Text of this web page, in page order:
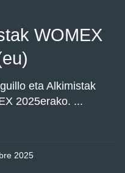
WOMEX
eta Alkimistak
2025erako. ...
2025